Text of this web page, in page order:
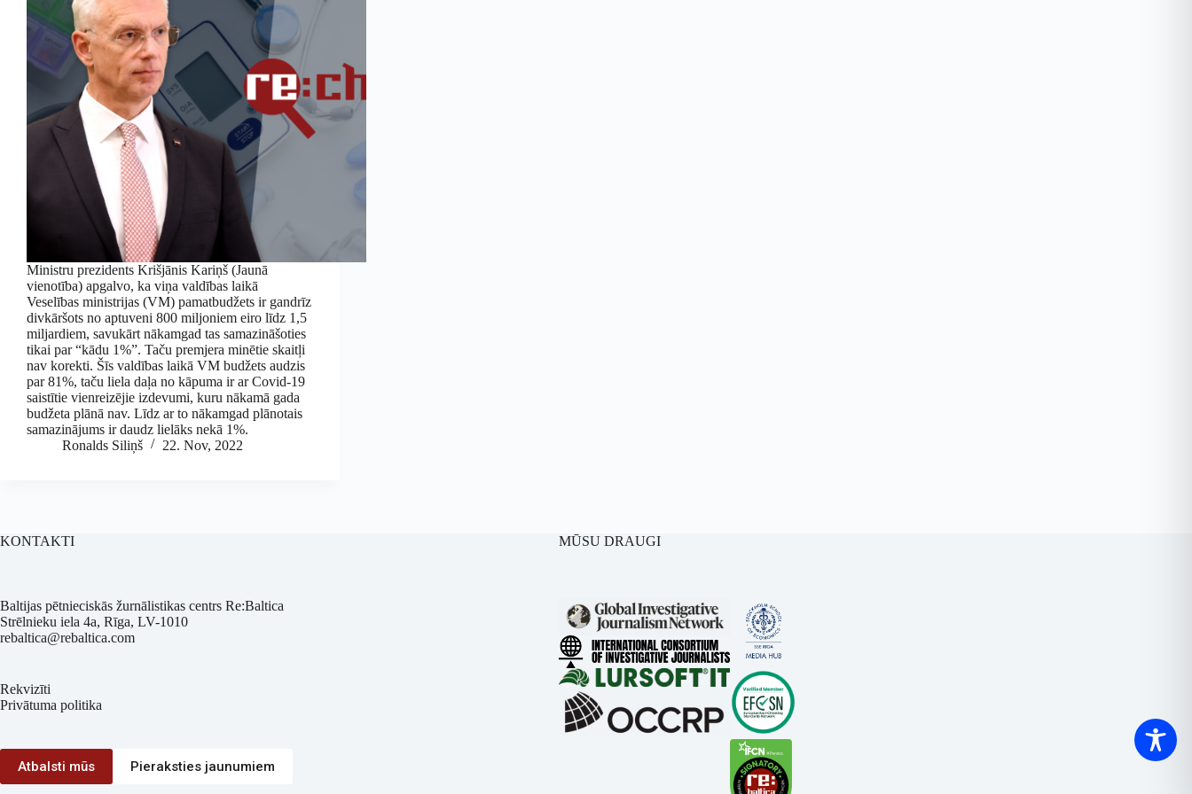
Ministru prezidents Krišjānis Kariņš (Jaunā
vienotība) apgalvo, ka viņa valdības laikā
Veselības ministrijas (VM) pamatbudžets ir gandrīz
divkāršots no aptuveni 800 miljoniem eiro līdz 1,5
miljardiem, savukārt nākamgad tas samazināšoties
tikai par “kādu 1%”. Taču premjera minētie skaitļi
nav korekti. Šīs valdības laikā VM budžets audzis
par 81%, taču liela daļa no kāpuma ir ar Covid-19
saistītie vienreizējie izdevumi, kuru nākamā gada
budžeta plānā nav. Līdz ar to nākamgad plānotais
samazinājums ir daudz lielāks nekā 1%.
Ronalds Siliņš
22. Nov, 2022
KONTAKTI
Baltijas pētnieciskās žurnālistikas centrs Re:Baltica
Strēlnieku iela 4a, Rīga, LV-1010
rebaltica@rebaltica.com
Rekvizīti
Privātuma politika
Atbalsti mūs Pieraksties jaunumiem
MŪSU DRAUGI